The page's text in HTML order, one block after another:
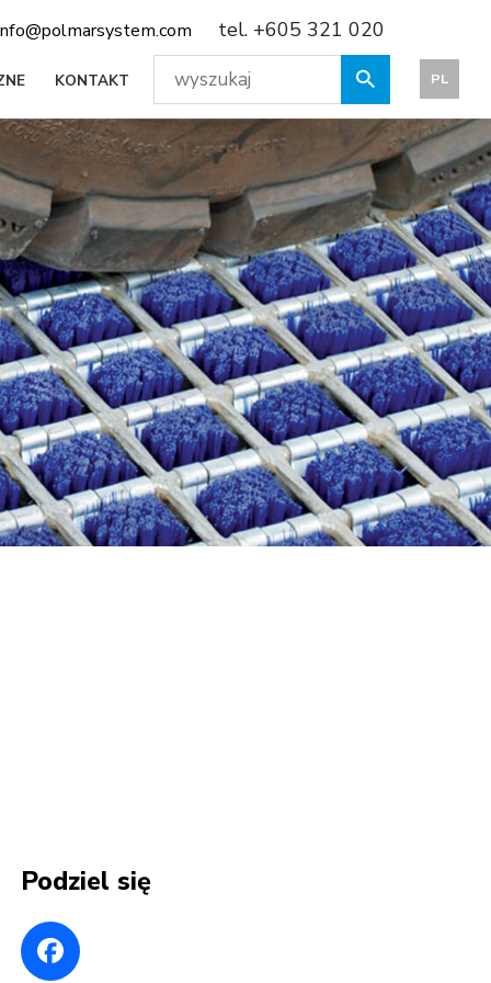
tel. +605 321 020
KONTAKT PL
Podziel się